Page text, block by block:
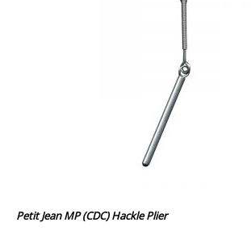
Petit Jean MP (CDC) Hackle Plier